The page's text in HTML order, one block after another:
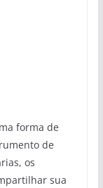
forma de
de
os
sua